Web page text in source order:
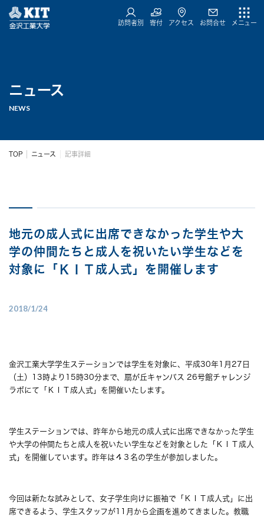
訪問者別 寄付 アクセス お問合せ メニュー
ニュース
NEWS
TOP ニュース 記事詳細
地元の成人式に出席できなかった学生や大
学の仲間たちと成人を祝いたい学生などを
対象に「ＫＩＴ成人式」を開催します
2018/1/24
金沢工業大学学生ステーションでは学生を対象に、平成30年1月27日
（土）13時より15時30分まで、扇が丘キャンパス 26号館チャレンジ
ラボにて「ＫＩＴ成人式」を開催いたします。
学生ステーションでは、昨年から地元の成人式に出席できなかった学生
や大学の仲間たちと成人を祝いたい学生などを対象とした「ＫＩＴ成人
式」を開催しています。昨年は４３名の学生が参加しました。
今回は新たな試みとして、女子学生向けに振袖で「ＫＩＴ成人式」に出
席できるよう、学生スタッフが11月から企画を進めてきました。教職